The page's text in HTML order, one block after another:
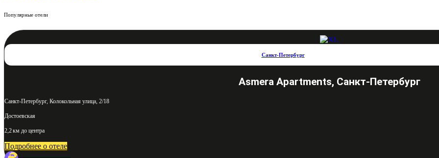
Популярные отели
Санкт-Петербург
Asmera Apartments, Санкт-Петербург
Санкт-Петербург, Колокольная улица, 2/18
Достоевская
2,2 км до центра
Подробнее о отеле